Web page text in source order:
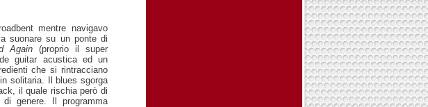
mentre navigavo
suonare su un ponte di
Again(proprio il super
guitar acustica ed un
che si rintracciano
solitaria. Il blues sgorga
il quale rischia però di
genere. Il programma